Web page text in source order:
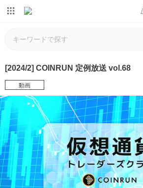
[2024/2] COINRUN 定例放送 vol.68
動画